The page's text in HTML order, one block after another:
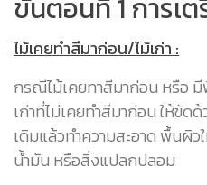
ขั้นตอนที่ 1 การเ
ไม้เคยทำสีมาก่อน/ไม้เก่า :
กรณีไม้เคยทาสีมาก่อน หรือ
เก่าที่ไม่เคยทำสีมาก่อน ให้ขัด
เดิมแล้วทำความสะอาด พื้นผิ
น้ำมัน หรือสิ่งแปลกปลอม